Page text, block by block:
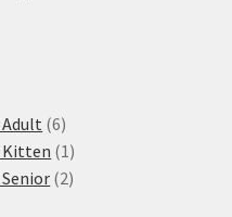
66
produktů
Kitten 1 1
produkt
22